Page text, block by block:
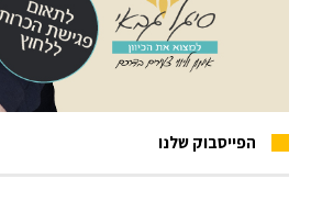
הפייסבוק שלנו